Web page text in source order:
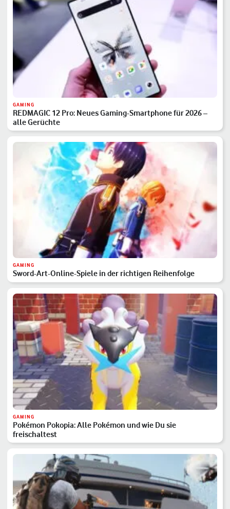
GAMING
REDMAGIC 12 Pro: Neues Gaming-Smartphone für 2026 –
alle Gerüchte
GAMING
Sword-Art-Online-Spiele in der richtigen Reihenfolge
GAMING
Pokémon Pokopia: Alle Pokémon und wie Du sie
freischaltest